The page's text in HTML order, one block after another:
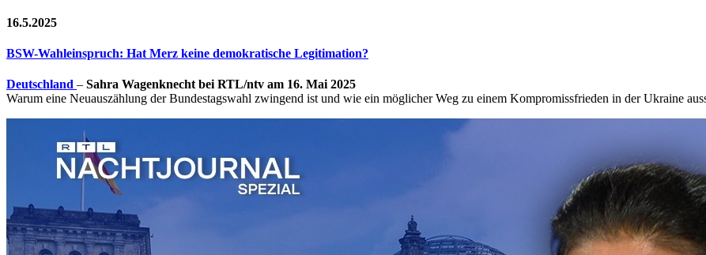
16.5.2025
BSW-Wahleinspruch: Hat Merz keine demokratische Legitimation?
Deutschland – Sahra Wagenknecht bei RTL/ntv am 16. Mai 2025
Warum eine Neuauszählung der Bundestagswahl zwingend ist und wie ein möglicher Weg zu einem Kompromissfrieden in der Ukraine